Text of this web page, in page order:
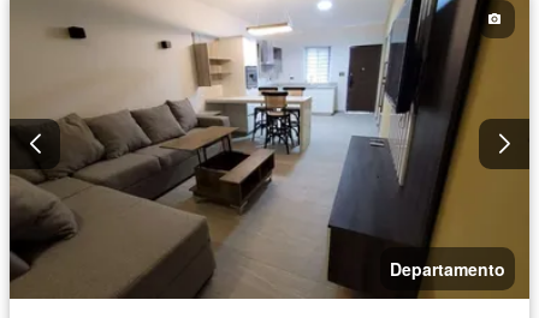
Departamento